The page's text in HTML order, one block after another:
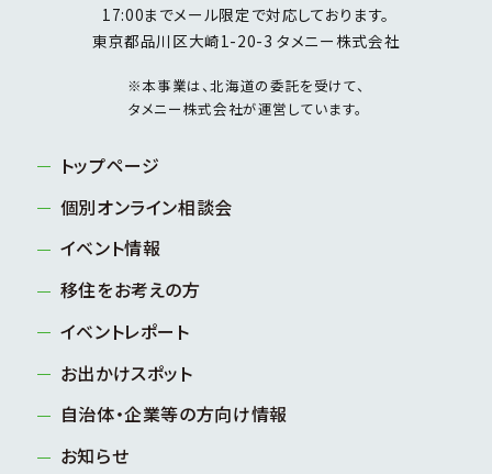
17:00までメール限定で対応しております。
東京都品川区大崎1-20-3 タメニー株式会社
※本事業は、北海道の委託を受けて、
タメニー株式会社が運営しています。
トップページ
個別オンライン相談会
イベント情報
移住をお考えの方
イベントレポート
お出かけスポット
自治体・企業等の方向け情報
お知らせ